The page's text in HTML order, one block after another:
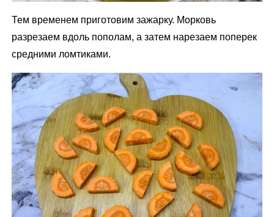
Тем временем приготовим зажарку. Морковь
разрезаем вдоль пополам, а затем нарезаем поперек
средними ломтиками.